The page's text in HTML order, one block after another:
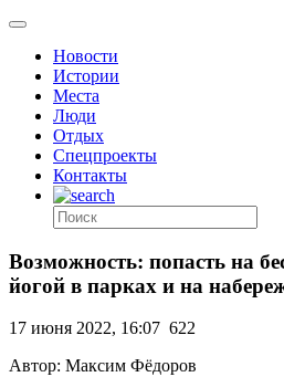
Новости
Истории
Места
Люди
Отдых
Спецпроекты
Контакты
Возможность: попасть на
йогой в парках и на
17 июня 2022, 16:07 622
Автор: Максим Фёдоров